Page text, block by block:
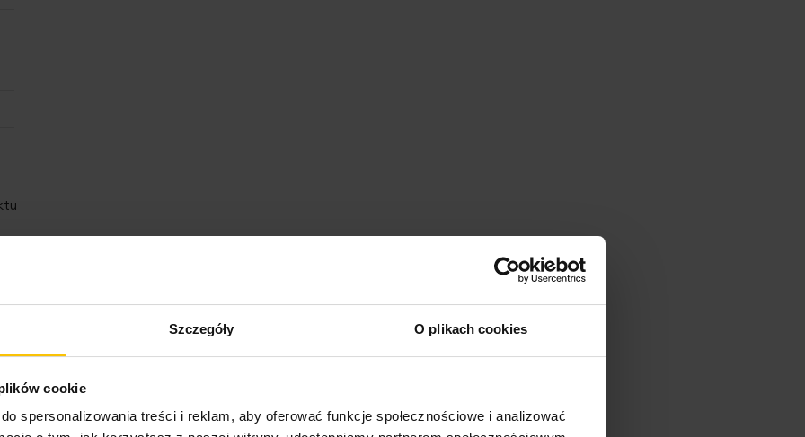
Szczegóły O plikach cookies
cookie
spersonalizowania treści i reklam, aby oferować funkcje społecznościowe i analizować
może Cię zainteresować